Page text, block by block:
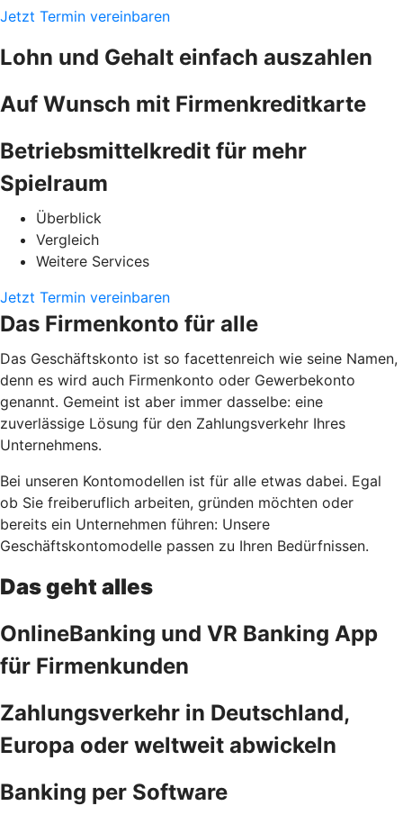
Jetzt Termin vereinbaren
Lohn und Gehalt einfach auszahlen
Auf Wunsch mit Firmenkreditkarte
Betriebsmittelkredit für mehr
Spielraum
Überblick
Vergleich
Weitere Services
Jetzt Termin vereinbaren
Das Firmenkonto für alle
Das Geschäftskonto ist so facettenreich wie seine Namen,
denn es wird auch Firmenkonto oder Gewerbekonto
genannt. Gemeint ist aber immer dasselbe: eine
zuverlässige Lösung für den Zahlungsverkehr Ihres
Unternehmens.
Bei unseren Kontomodellen ist für alle etwas dabei. Egal
ob Sie freiberuflich arbeiten, gründen möchten oder
bereits ein Unternehmen führen: Unsere
Geschäftskontomodelle passen zu Ihren Bedürfnissen.
Das geht alles
OnlineBanking und VR Banking App
für Firmenkunden
Zahlungsverkehr in Deutschland,
Europa oder weltweit abwickeln
Banking per Software